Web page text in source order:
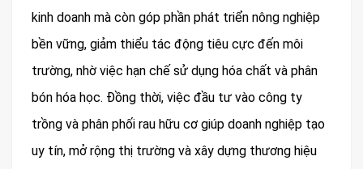
kinh doanh mà còn góp phần phát triển nông nghiệp
bền vững, giảm thiểu tác động tiêu cực đến môi
trường, nhờ việc hạn chế sử dụng hóa chất và phân
bón hóa học. Đồng thời, việc đầu tư vào công ty
trồng và phân phối rau hữu cơ giúp doanh nghiệp tạo
uy tín, mở rộng thị trường và xây dựng thương hiệu